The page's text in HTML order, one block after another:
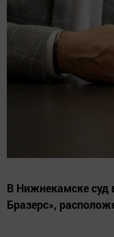
В Нижнекамске
Бразерс»,